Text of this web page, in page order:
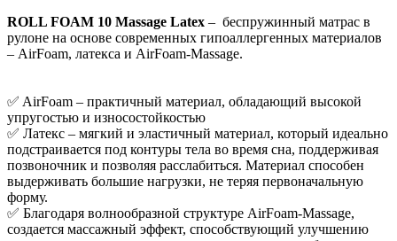
ROLL FOAM 10 Massage Latex – беспружинный матрас в
рулоне на основе современных гипоаллергенных материалов
– AirFoam, латекса и AirFoam-Massage.
✅ AirFoam – практичный материал, обладающий высокой
упругостью и износостойкостью
✅ Латекс – мягкий и эластичный материал, который идеально
подстраивается под контуры тела во время сна, поддерживая
позвоночник и позволяя расслабиться. Материал способен
выдерживать большие нагрузки, не теряя первоначальную
форму.
✅ Благодаря волнообразной структуре AirFoam-Massage,
создается массажный эффект, способствующий улучшению